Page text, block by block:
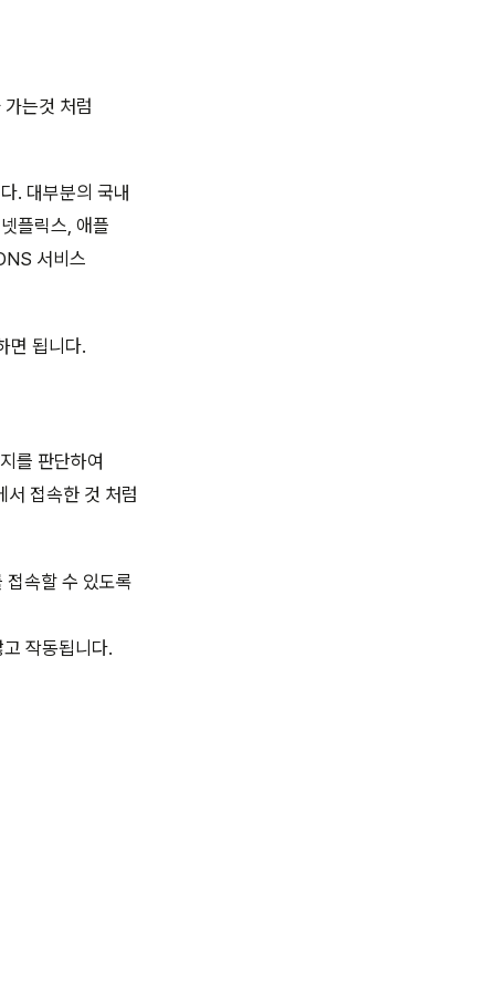
는것 처럼
. 대부분의 국내
플릭스, 애플
서비스
면 됩니다.
를 판단하여
접속한 것 처럼
속할 수 있도록
작동됩니다.